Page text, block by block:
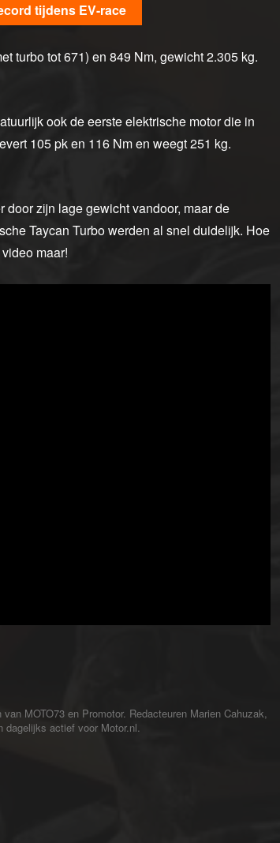
tijdens EV-race
turbo tot 671) en 849 Nm, gewicht 2.305 kg.
ook de eerste elektrische motor die in
105 pk en 116 Nm en weegt 251 kg.
zijn lage gewicht vandoor, maar de
Taycan Turbo werden al snel duidelijk. Hoe
maar!
MOTO73 en Promotor. Redacteuren Marien Cahuzak,
actief voor Motor.nl.